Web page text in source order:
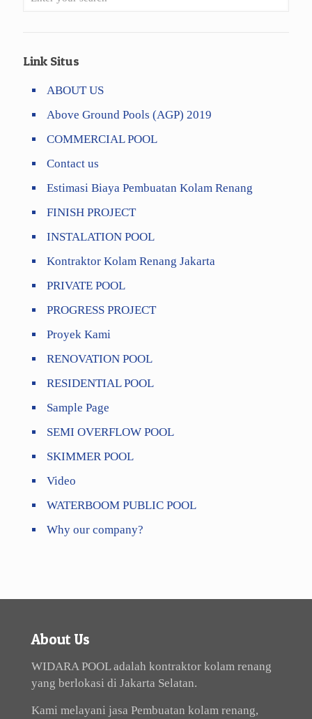
Link Situs
ABOUT US
Above Ground Pools (AGP) 2019
COMMERCIAL POOL
Contact us
Estimasi Biaya Pembuatan Kolam Renang
FINISH PROJECT
INSTALATION POOL
Kontraktor Kolam Renang Jakarta
PRIVATE POOL
PROGRESS PROJECT
Proyek Kami
RENOVATION POOL
RESIDENTIAL POOL
Sample Page
SEMI OVERFLOW POOL
SKIMMER POOL
Video
WATERBOOM PUBLIC POOL
Why our company?
About Us
WIDARA POOL adalah kontraktor kolam renang
yang berlokasi di Jakarta Selatan.
Kami melayani jasa Pembuatan kolam renang,